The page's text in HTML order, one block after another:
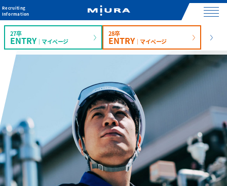
Recruiting
Information
27卒
ENTRY ｜マイページ
28卒
ENTRY ｜マイページ
社員紹介